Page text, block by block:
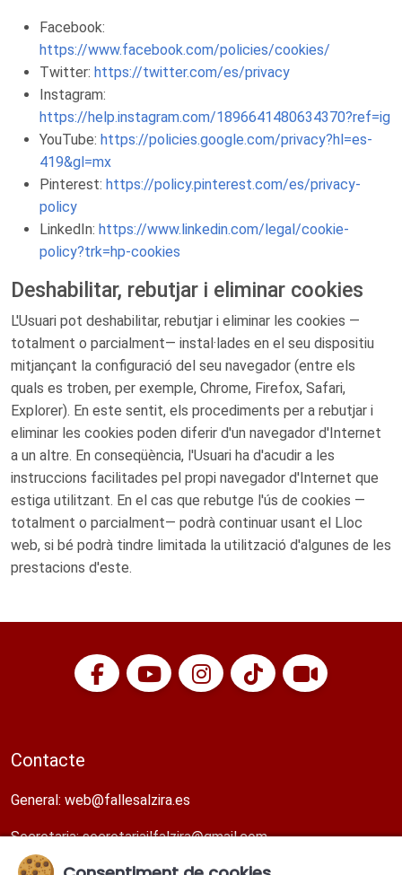
Facebook:
https://www.facebook.com/policies/cookies/
Twitter: https://twitter.com/es/privacy
Instagram:
https://help.instagram.com/1896641480634370?ref=ig
YouTube: https://policies.google.com/privacy?hl=es-
419&gl=mx
Pinterest: https://policy.pinterest.com/es/privacy-
policy
LinkedIn: https://www.linkedin.com/legal/cookie-
policy?trk=hp-cookies
Deshabilitar, rebutjar i eliminar cookies
L'Usuari pot deshabilitar, rebutjar i eliminar les cookies —
totalment o parcialment— instal·lades en el seu dispositiu
mitjançant la configuració del seu navegador (entre els
quals es troben, per exemple, Chrome, Firefox, Safari,
Explorer). En este sentit, els procediments per a rebutjar i
eliminar les cookies poden diferir d'un navegador d'Internet
a un altre. En conseqüència, l'Usuari ha d'acudir a les
instruccions facilitades pel propi navegador d'Internet que
estiga utilitzant. En el cas que rebutge l'ús de cookies —
totalment o parcialment— podrà continuar usant el Lloc
web, si bé podrà tindre limitada la utilització d'algunes de les
prestacions d'este.
Contacte
General: web@fallesalzira.es​
Secretaria:secretariajlfalzira@gmail.com​